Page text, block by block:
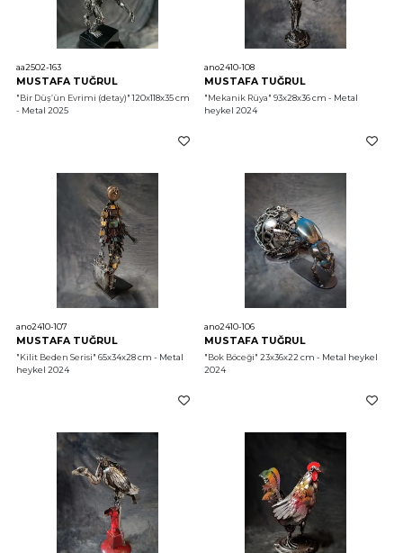
aa2502-163
MUSTAFA TUĞRUL
"Bir Düş’ün Evrimi (detay)" 120x118x35 cm
- Metal 2025
ano2410-108
MUSTAFA TUĞRUL
"Mekanik Rüya" 93x28x36 cm - Metal
heykel 2024
ano2410-107
MUSTAFA TUĞRUL
"Kilit Beden Serisi" 65x34x28 cm - Metal
heykel 2024
ano2410-106
MUSTAFA TUĞRUL
"Bok Böceği" 23x36x22 cm - Metal heykel
2024